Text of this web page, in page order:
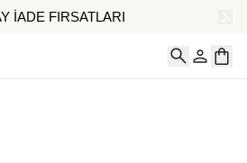
İADE FIRSATLARI